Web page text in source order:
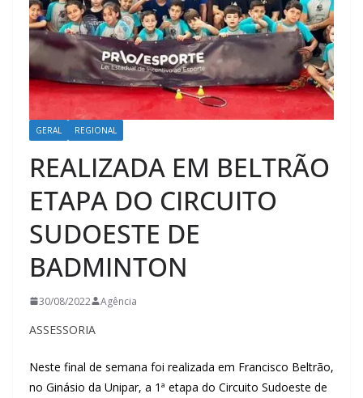
GERAL REGIONAL
REALIZADA EM BELTRÃO
ETAPA DO CIRCUITO
SUDOESTE DE
BADMINTON
30/08/2022 Agência
ASSESSORIA
Neste final de semana foi realizada em Francisco Beltrão,
no Ginásio da Unipar, a 1ª etapa do Circuito Sudoeste de